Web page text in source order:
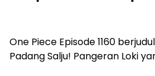
One Piece Episode 1160
Padang Salju! Pangeran Loki